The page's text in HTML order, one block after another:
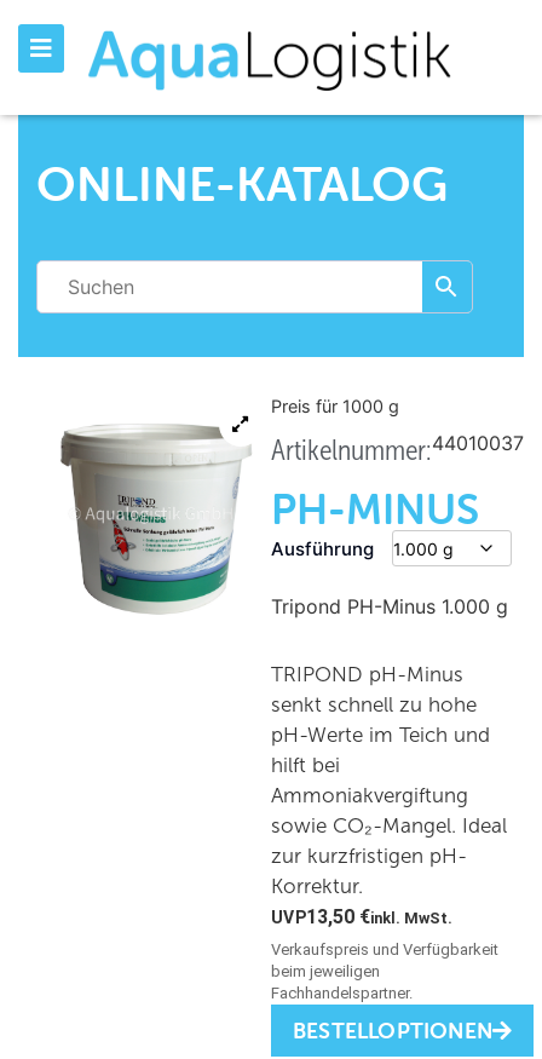
ONLINE-KATALOG
Preis für 1000 g
Artikelnummer:44010037
PH-MINUS
Ausführung
Tripond PH-Minus 1.000 g
TRIPOND pH-Minus
senkt schnell zu hohe
pH-Werte im Teich und
hilft bei
Ammoniakvergiftung
sowie CO₂-Mangel. Ideal
zur kurzfristigen pH-
Korrektur.
13,50 €inkl. MwSt.
BESTELLOPTIONEN